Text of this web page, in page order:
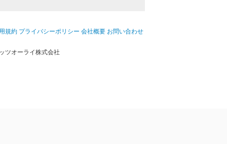
規約 プライバシーポリシー 会社概要 お問い合わせ
ツオーライ株式会社